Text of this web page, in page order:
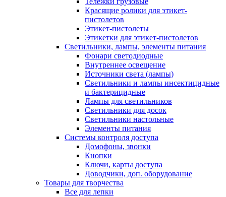
Красящие ролики для этикет-
пистолетов
Этикет-пистолеты
Этикетки для этикет-пистолетов
Светильники, лампы, элементы питания
Фонари светодиодные
Внутреннее освещение
Источники света (лампы)
Светильники и лампы инсектицидные
и бактерицидные
Лампы для светильников
Светильники для досок
Светильники настольные
Элементы питания
Системы контроля доступа
Домофоны, звонки
Кнопки
Ключи, карты доступа
Доводчики, доп. оборудование
Товары для творчества
Все для лепки